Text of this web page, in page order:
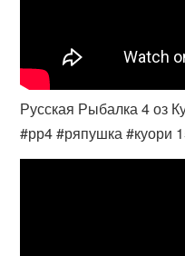
Русская Рыбалка 4 оз
#рр4 #ряпушка #куори